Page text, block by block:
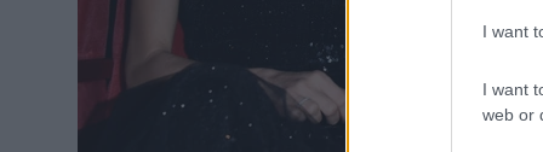
I want
I want
web or